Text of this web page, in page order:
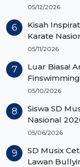
05/12/2026
Kisah
Karate
05/11/2026
Luar Biasa!
05/10/2026
Siswa SD
Nasional
05/06/2026
SD Musix
Lawan